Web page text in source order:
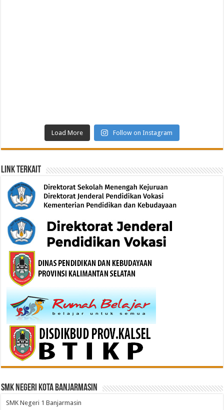
Load More Follow on Instagram
Link Terkait
SMK Negeri Kota Banjarmasin
SMK Negeri 1 Banjarmasin